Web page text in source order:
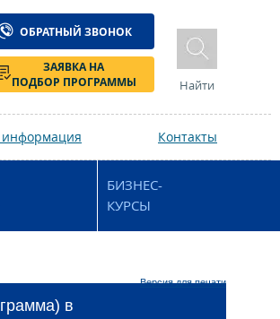
ОБРАТНЫЙ ЗВОНОК
ЗАЯВКА НА
ПОДБОР ПРОГРАММЫ
Найти
информация Контакты
БИЗНЕС-
КУРСЫ
Версия для печати
в